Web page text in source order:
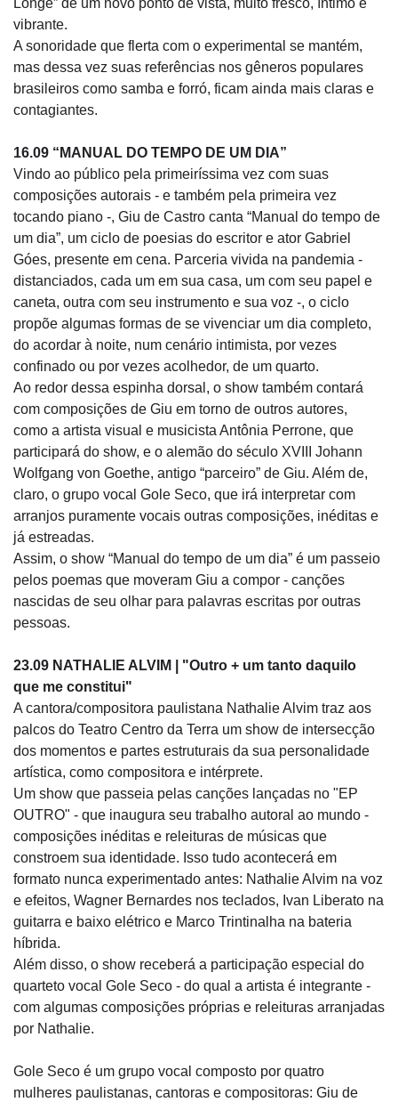
Longe” de um novo ponto de vista, muito fresco, íntimo e
vibrante.
A sonoridade que flerta com o experimental se mantém,
mas dessa vez suas referências nos gêneros populares
brasileiros como samba e forró, ficam ainda mais claras e
contagiantes.
16.09 “MANUAL DO TEMPO DE UM DIA”
Vindo ao público pela primeiríssima vez com suas
composições autorais - e também pela primeira vez
tocando piano -, Giu de Castro canta “Manual do tempo de
um dia”, um ciclo de poesias do escritor e ator Gabriel
Góes, presente em cena. Parceria vivida na pandemia -
distanciados, cada um em sua casa, um com seu papel e
caneta, outra com seu instrumento e sua voz -, o ciclo
propõe algumas formas de se vivenciar um dia completo,
do acordar à noite, num cenário intimista, por vezes
confinado ou por vezes acolhedor, de um quarto.
Ao redor dessa espinha dorsal, o show também contará
com composições de Giu em torno de outros autores,
como a artista visual e musicista Antônia Perrone, que
participará do show, e o alemão do século XVIII Johann
Wolfgang von Goethe, antigo “parceiro” de Giu. Além de,
claro, o grupo vocal Gole Seco, que irá interpretar com
arranjos puramente vocais outras composições, inéditas e
já estreadas.
Assim, o show “Manual do tempo de um dia” é um passeio
pelos poemas que moveram Giu a compor - canções
nascidas de seu olhar para palavras escritas por outras
pessoas.
23.09 NATHALIE ALVIM | "Outro + um tanto daquilo
que me constitui"
A cantora/compositora paulistana Nathalie Alvim traz aos
palcos do Teatro Centro da Terra um show de intersecção
dos momentos e partes estruturais da sua personalidade
artística, como compositora e intérprete.
Um show que passeia pelas canções lançadas no "EP
OUTRO" - que inaugura seu trabalho autoral ao mundo -
composições inéditas e releituras de músicas que
constroem sua identidade. Isso tudo acontecerá em
formato nunca experimentado antes: Nathalie Alvim na voz
e efeitos, Wagner Bernardes nos teclados, Ivan Liberato na
guitarra e baixo elétrico e Marco Trintinalha na bateria
híbrida.
Além disso, o show receberá a participação especial do
quarteto vocal Gole Seco - do qual a artista é integrante -
com algumas composições próprias e releituras arranjadas
por Nathalie.
Gole Seco é um grupo vocal composto por quatro
mulheres paulistanas, cantoras e compositoras: Giu de